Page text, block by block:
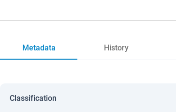
Metadata History
Classification